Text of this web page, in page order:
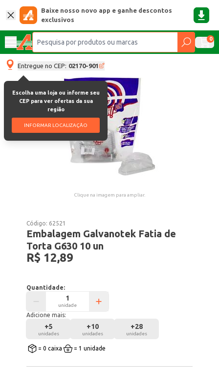
Baixe nosso novo app e ganhe descontos
exclusivos
0
Entregue no CEP: 02170-901
Escolha uma loja ou informe seu
CEP para ver ofertas da sua
região
INFORMAR LOCALIZAÇÃO
Clique na imagem para ampliar.
Código: 62521
Embalagem Galvanotek Fatia de
Torta G630 10 un
R$ 12,89
Quantidade:
unidade
Adicione mais:
+5
unidades
+10
unidades
+28
unidades
= 0 caixa = 1 unidade